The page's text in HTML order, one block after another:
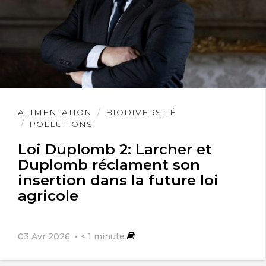
ALIMENTATION
BIODIVERSITÉ
POLLUTIONS
Loi Duplomb 2: Larcher et
Duplomb réclament son
insertion dans la future loi
agricole
03 Avr 2026 < 1 minute
Lire
l'article